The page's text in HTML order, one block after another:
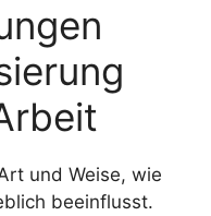
und Weise, wie
beeinflusst.